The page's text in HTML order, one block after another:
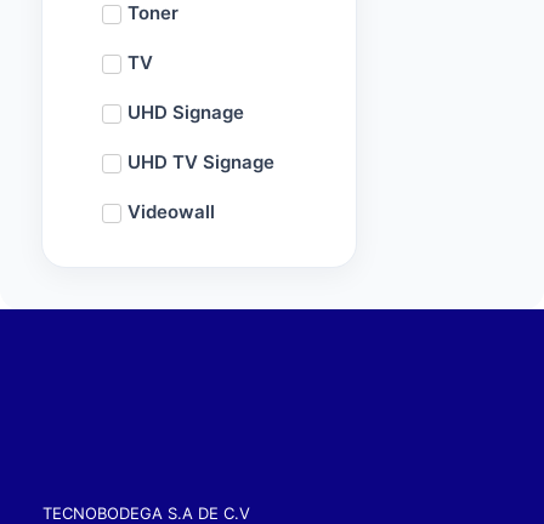
Toner
TV
UHD Signage
UHD TV Signage
Videowall
TECNOBODEGA S.A DE C.V